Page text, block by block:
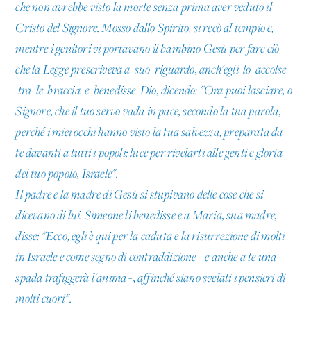
che non avrebbe visto la morte senza prima aver veduto il
Cristo del Signore. Mosso dallo Spirito, si recò al tempio e,
mentre i genitori vi portavano il bambino Gesù per fare ciò
che la Legge prescriveva a suo riguardo, anch'egli lo accolse
tra le braccia e benedisse Dio, dicendo: "Ora puoi lasciare, o
Signore, che il tuo servo vada in pace, secondo la tua parola,
perché i miei occhi hanno visto la tua salvezza, preparata da
te davanti a tutti i popoli: luce per rivelarti alle genti e gloria
del tuo popolo, Israele".
Il padre e la madre di Gesù si stupivano delle cose che si
dicevano di lui. Simeone li benedisse e a Maria, sua madre,
disse: "Ecco, egli è qui per la caduta e la risurrezione di molti
in Israele e come segno di contraddizione - e anche a te una
spada trafiggerà l'anima -, affinché siano svelati i pensieri di
molti cuori".